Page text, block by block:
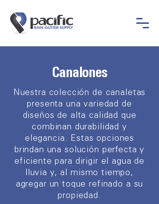
Canalones
Nuestra colección de canaletas
presenta una variedad de
diseños de alta calidad que
combinan durabilidad y
elegancia. Estas opciones
brindan una solución perfecta y
eficiente para dirigir el agua de
lluvia y, al mismo tiempo,
agregar un toque refinado a su
propiedad.